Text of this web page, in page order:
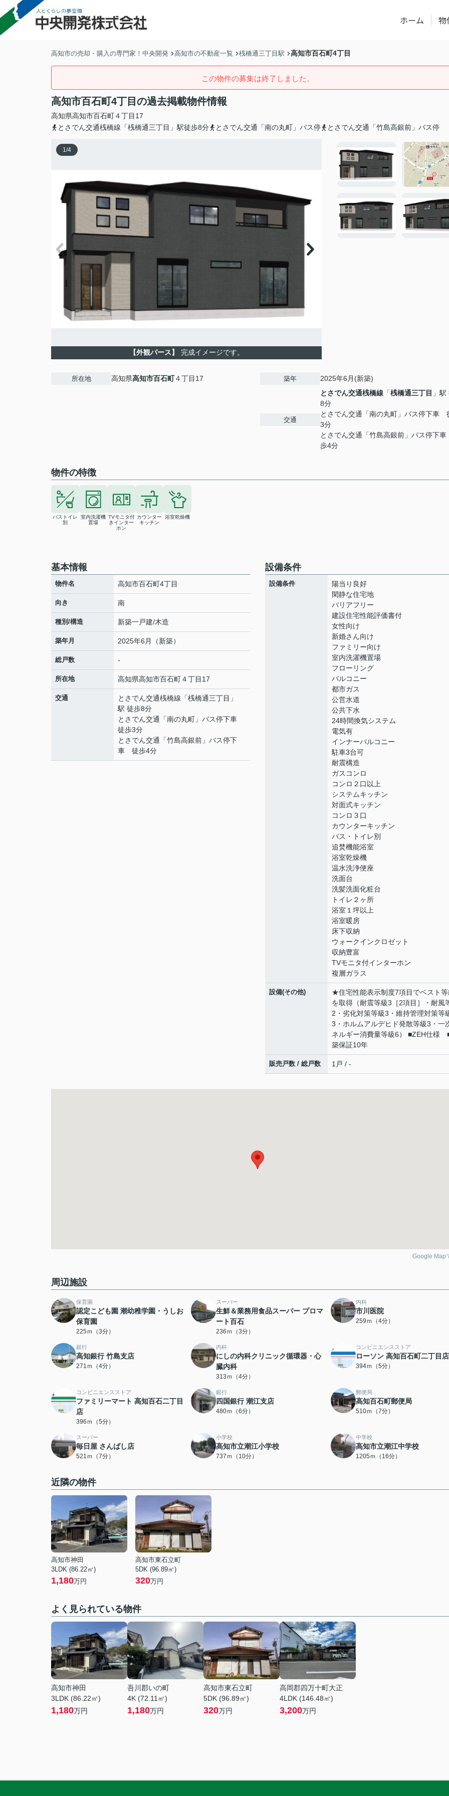
ホーム 物
高知市の売却・購入の専門家！中央開発 高知市の不動産一覧 桟橋通三丁目駅 高知市百石町4丁目
この物件の募集は終了しました。
高知市百石町4丁目の過去掲載物件情報
高知県高知市百石町４丁目17
とさでん交通桟橋線「桟橋通三丁目」駅徒歩8分
とさでん交通「南の丸町」バス停 とさでん交通「竹島高銀前」バス停
1/4
【外観パース】 完成イメージです。
所在地 高知県高知市百石町４丁目17 築年 2025年6月(新築)
交通
とさでん交通桟橋線 「桟橋通三丁目 」
8分
とさでん交通「南の丸町」バス停下車
3分
とさでん交通「竹島高銀前」バス停下
歩4分
物件の特徴
バストイレ
別
室内洗濯機
置場
TVモニタ付
きインター
ホン
カウンター
キッチン
浴室乾燥機
基本情報
物件名 高知市百石町4丁目
向き 南
種別/構造 新築一戸建/木造
築年月 2025年6月（新築）
総戸数 -
所在地 高知県高知市百石町４丁目17
交通 とさでん交通桟橋線 「桟橋通三丁目 」
駅 徒歩8分
とさでん交通「南の丸町」バス停下車
徒歩3分
とさでん交通「竹島高銀前」バス停下
車 徒歩4分
設備条件
設備条件
陽当り良好
閑静な住宅地
バリアフリー
建設住宅性能評価書付
女性向け
新婚さん向け
ファミリー向け
室内洗濯機置場
フローリング
バルコニー
都市ガス
公営水道
公共下水
24時間換気システム
電気有
インナーバルコニー
駐車3台可
耐震構造
ガスコンロ
コンロ２口以上
システムキッチン
対面式キッチン
コンロ３口
カウンターキッチン
バス・トイレ別
追焚機能浴室
浴室乾燥機
温水洗浄便座
洗面台
洗髪洗面化粧台
トイレ２ヶ所
浴室１坪以上
浴室暖房
床下収納
ウォークインクロゼット
収納豊富
TVモニタ付インターホン
複層ガラス
設備(その他)
★住宅性能表示制度7項目でベスト
を取得（耐震等級3［2項目］・耐風
2・劣化対策等級3・維持管理対策等
3・ホルムアルデヒド発散等級3・一
ネルギー消費量等級6） ■ZEH仕様
築保証10年
販売戸数 / 総戸数 1戸 / -
Google Map
周辺施設
保育園
認定こども園 潮幼稚学園・うしお
保育園
225ｍ（3分）
スーパー
生鮮＆業務用食品スーパー プロマ
ート百石
236ｍ（3分）
内科
市川医院
259ｍ（4分）
銀行
高知銀行 竹島支店
271ｍ（4分）
内科
にしの内科クリニック循環器・心
臓内科
313ｍ（4分）
コンビニエンスストア
ローソン 高知百石町二丁目店
394ｍ（5分）
コンビニエンスストア
ファミリーマート 高知百石二丁目
店
396ｍ（5分）
銀行
四国銀行 潮江支店
480ｍ（6分）
郵便局
高知百石町郵便局
510ｍ（7分）
スーパー
毎日屋 さんばし店
521ｍ（7分）
小学校
高知市立潮江小学校
737ｍ（10分）
中学校
高知市立潮江中学校
1205ｍ（16分）
近隣の物件
高知市神田
3LDK (86.22㎡)
1,180万円
高知市東石立町
5DK (96.89㎡)
320万円
よく見られている物件
高知市神田
3LDK (86.22㎡)
1,180万円
吾川郡いの町
4K (72.11㎡)
1,180万円
高知市東石立町
5DK (96.89㎡)
320万円
高岡郡四万十町大正
4LDK (146.48㎡)
3,200万円